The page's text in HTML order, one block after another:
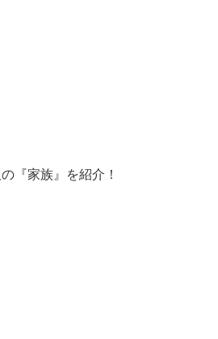
『家族』を紹介！